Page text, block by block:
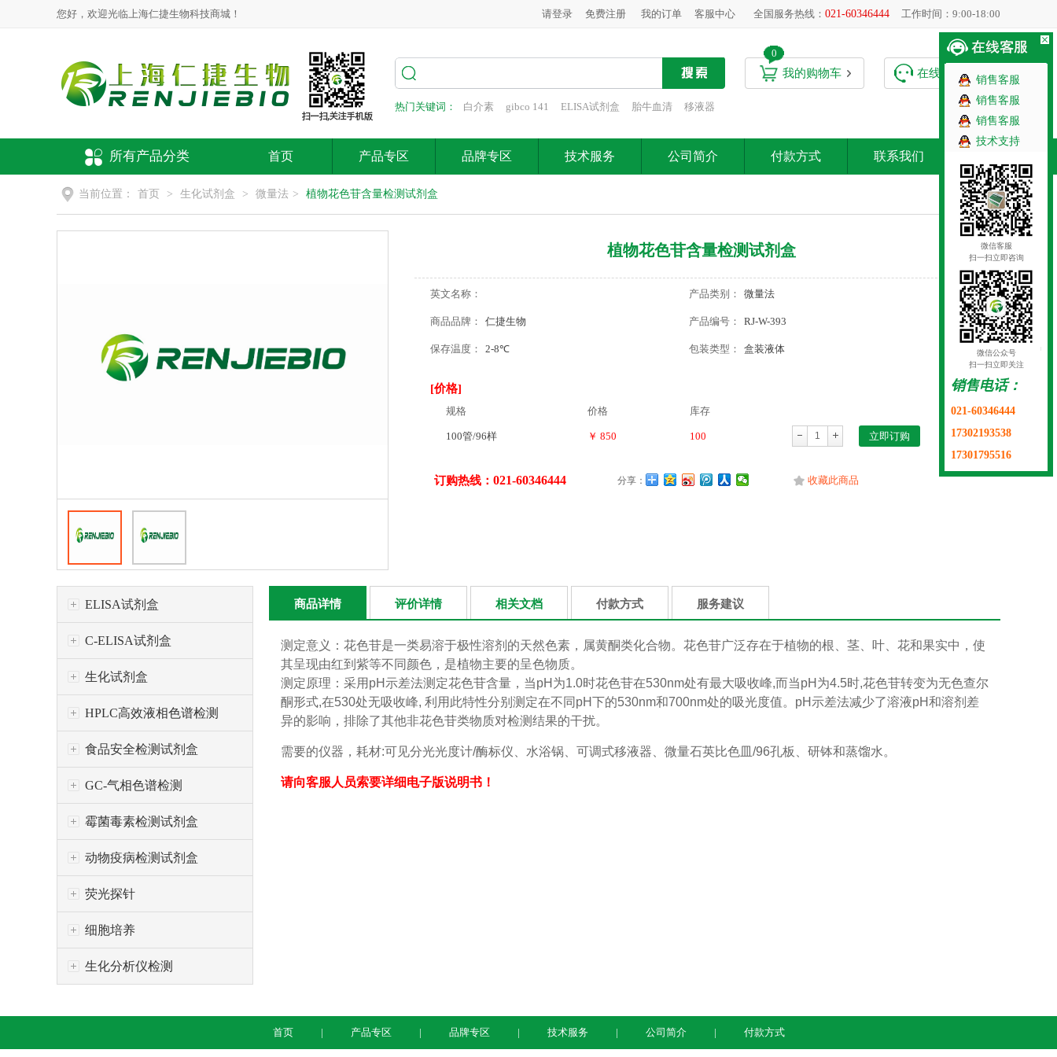
您好，欢迎光临上海仁捷生物科技商城！ 工作时间：9:00-18:00
全国服务热线： 021-60346444
请登录 免费注册 我的订单 客服中心
0
我的购物车 在线客服
热门关键词： 白介素 gibco 141 ELISA试剂盒 胎牛血清 移液器
所有产品分类 首页 产品专区 品牌专区 技术服务 公司简介 付款方式 联系我们
当前位置： 首页 > 生化试剂盒 > 微量法 > 植物花色苷含量检测试剂盒
植物花色苷含量检测试剂盒
英文名称： 产品类别： 微量法
商品品牌： 仁捷生物 产品编号： RJ-W-393
保存温度： 2-8℃ 包装类型： 盒装液体
[价格]
规格 价格 库存
100管/96样 ￥ 850 100 立即订购
订购热线： 021-60346444 分享： 收藏此商品
ELISA试剂盒
C-ELISA试剂盒
生化试剂盒
HPLC高效液相色谱检测
食品安全检测试剂盒
GC-气相色谱检测
霉菌毒素检测试剂盒
动物疫病检测试剂盒
荧光探针
细胞培养
生化分析仪检测
商品详情 评价详情 相关文档 付款方式 服务建议
测定意义：花色苷是一类易溶于极性溶剂的天然色素，属黄酮类化合物。花色苷广泛存在于植物的根、茎、叶、花和果实中，使
其呈现由红到紫等不同颜色，是植物主要的呈色物质。
测定原理：采用pH示差法测定花色苷含量，当pH为1.0时花色苷在530nm处有最大吸收峰,而当pH为4.5时,花色苷转变为无色查尔
酮形式,在530处无吸收峰, 利用此特性分别测定在不同pH下的530nm和700nm处的吸光度值。pH示差法减少了溶液pH和溶剂差
异的影响，排除了其他非花色苷类物质对检测结果的干扰。
需要的仪器，耗材:可见分光光度计/酶标仪、水浴锅、可调式移液器、微量石英比色皿/96孔板、研钵和蒸馏水。
请向客服人员索要详细电子版说明书！
首页 产品专区 品牌专区 技术服务 公司简介 付款方式
销售客服
销售客服
销售客服
技术支持
微信客服
扫一扫立即咨询
微信公众号
扫一扫立即关注
销售电话：
021-60346444
17302193538
17301795516